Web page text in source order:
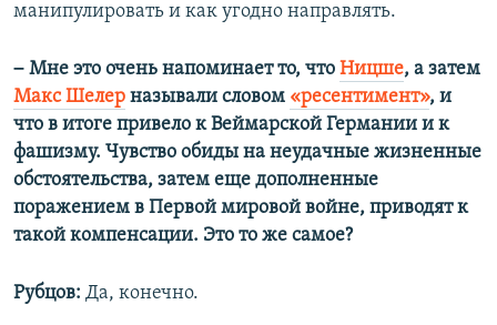
манипулировать и как угодно направлять.
– Мне это очень напоминает то, что Ницше, а затем
Макс Шелер называли словом «ресентимент», и
что в итоге привело к Веймарской Германии и к
фашизму. Чувство обиды на неудачные жизненные
обстоятельства, затем еще дополненные
поражением в Первой мировой войне, приводят к
такой компенсации. Это то же самое?
Рубцов: Да, конечно.